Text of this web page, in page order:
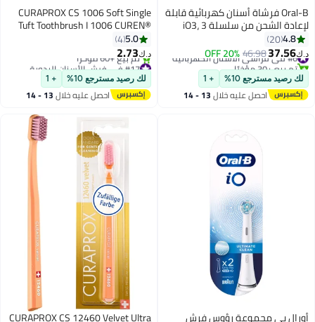
Oral-B فرشاة أسنان كهربائية قابلة
لإعادة الشحن من سلسلة iO3، 3
أوضاع ذكية. تقنية آيو، الذكاء
الاصطناعي، التحكم الأمثل في
الضغط
4.8
20
د.ك‏37.56
46.98
20% OFF #6 في فراشي الأسنان الكهربائية
تم بيع +30 مؤخرًا
#6 في فراشي الأسنان الكهربائية
لك رصيد مسترجع 10% + 1
احصل عليه خلال 13 - 14
CURAPROX CS 1006 Soft Single
Tuft Toothbrush I 1006 CUREN®
Bristles for Precise & Gentle
Plaque Removal | Promotes
Healthier Gums and Teeth, Perfect
for Detail Brushing, Single Pack
5.0
4
د.ك‏2.73
#17 في فرش الأسنان اليدوية
أقل سعر في 7 يوم
تم بيع +60 مؤخرًا
#17 في فرش الأسنان اليدوية
لك رصيد مسترجع 10% + 1
احصل عليه خلال 13 - 14
أورال بي مجموعة رؤوس فرش CURAPROX CS 12460 Velvet Ultra